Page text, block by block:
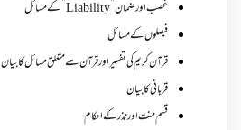
غصب اورضمان”Liability” کے مسائل
فیصلوں کے مسائل
قرآن کریم کی تفسیر اور قرآن سے متعلق مسائل کا بیان
قربانی کا بیان
قسم منت اور نذر کے احکام